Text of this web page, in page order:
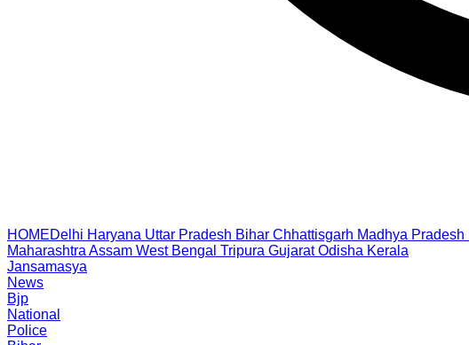
HOMEDelhi Haryana Uttar Pradesh Bihar Chhattisgarh Madhya Pradesh
Maharashtra Assam West Bengal Tripura Gujarat Odisha Kerala
Jansamasya
News
Bjp
National
Police